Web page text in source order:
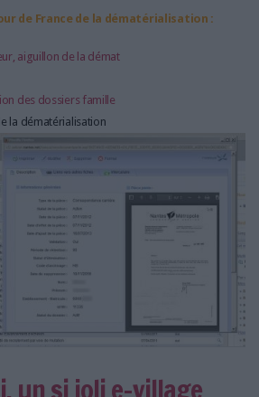
de France de la dématérialisation :
aiguillon de la démat
des dossiers famille
la dématérialisation
un si joli e-village